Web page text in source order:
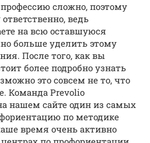
сложно, поэтому
ведь
на всю оставшуюся
больше уделить этому
После того, как вы
более подробно узнать
это совсем не то, что
Команда Prevolio
нашем сайте один из самых
по методике
время очень активно